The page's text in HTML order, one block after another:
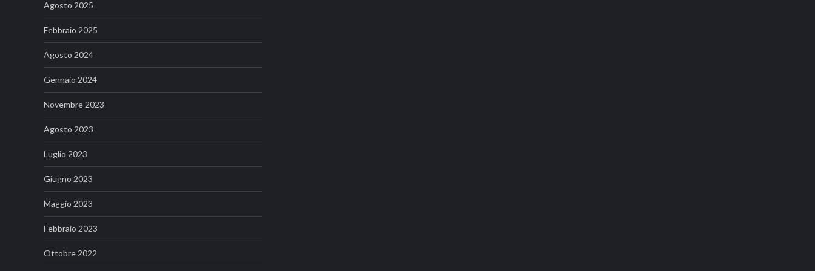
Agosto 2025
Febbraio 2025
Agosto 2024
Gennaio 2024
Novembre 2023
Agosto 2023
Luglio 2023
Giugno 2023
Maggio 2023
Febbraio 2023
Ottobre 2022